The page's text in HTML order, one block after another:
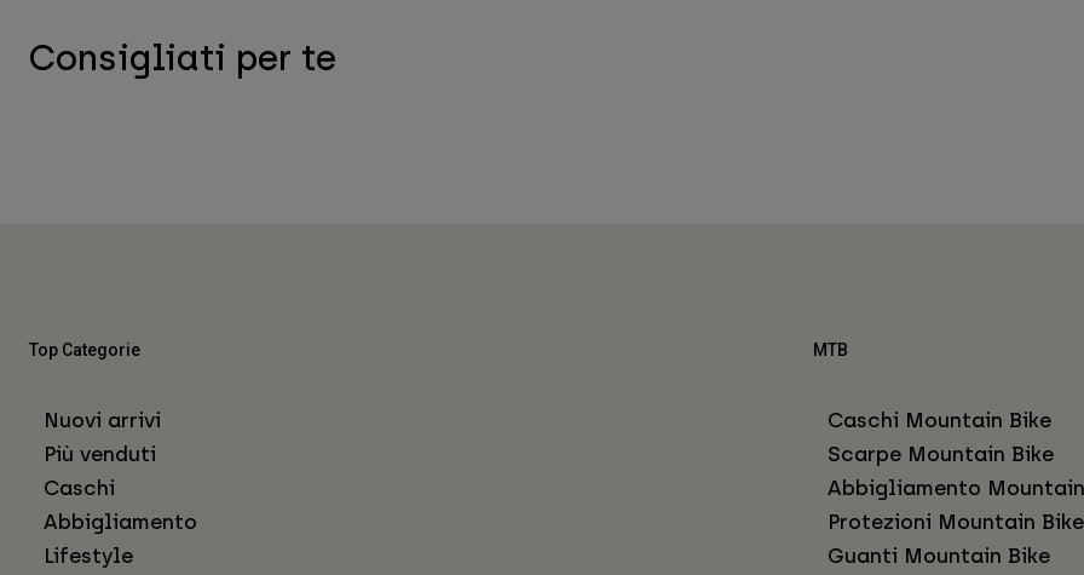
Consigliati per te
Top Categorie
Nuovi arrivi
Più venduti
Caschi
Abbigliamento
Lifestyle
MTB
Caschi Mountain Bike
Scarpe Mountain Bike
Abbigliamento
Protezioni Mountain Bike
Guanti Mountain Bike